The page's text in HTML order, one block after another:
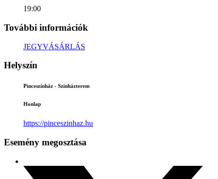
19:00
További információk
JEGYVÁSÁRLÁS
Helyszín
Pinceszínház - Színházterem
Honlap
https://pinceszinhaz.hu
Esemény megosztása